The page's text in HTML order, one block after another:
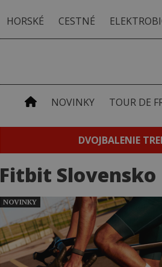
HORSKÉ CESTNÉ
NOVINKY TOUR DE
DVOJBALENIE
Fitbit Slovensko
NOVINKY